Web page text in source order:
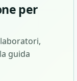
per
guida